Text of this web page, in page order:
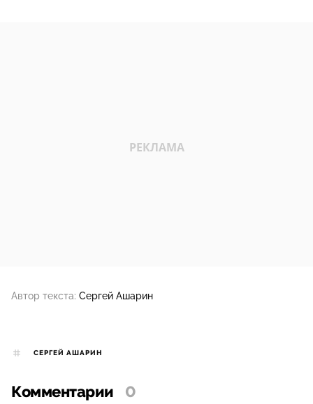
Автор текста: Сергей Ашарин
СЕРГЕЙ АШАРИН
Комментарии 0